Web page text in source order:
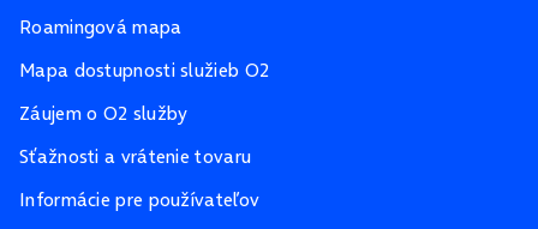
Roamingová mapa
Mapa dostupnosti služieb O2
Záujem o O2 služby
Sťažnosti a vrátenie tovaru
Informácie pre používateľov